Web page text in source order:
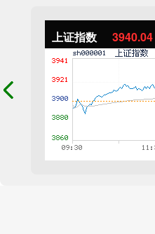
上证指数 3940.04